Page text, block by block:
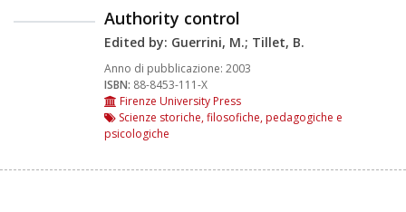
Authority control
Edited by: Guerrini, M.; Tillet, B.
Anno di pubblicazione: 2003
ISBN: 88-8453-111-X
Firenze University Press
Scienze storiche, filosofiche, pedagogiche e
psicologiche